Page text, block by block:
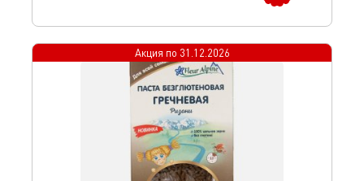
Акция по 31.12.2026